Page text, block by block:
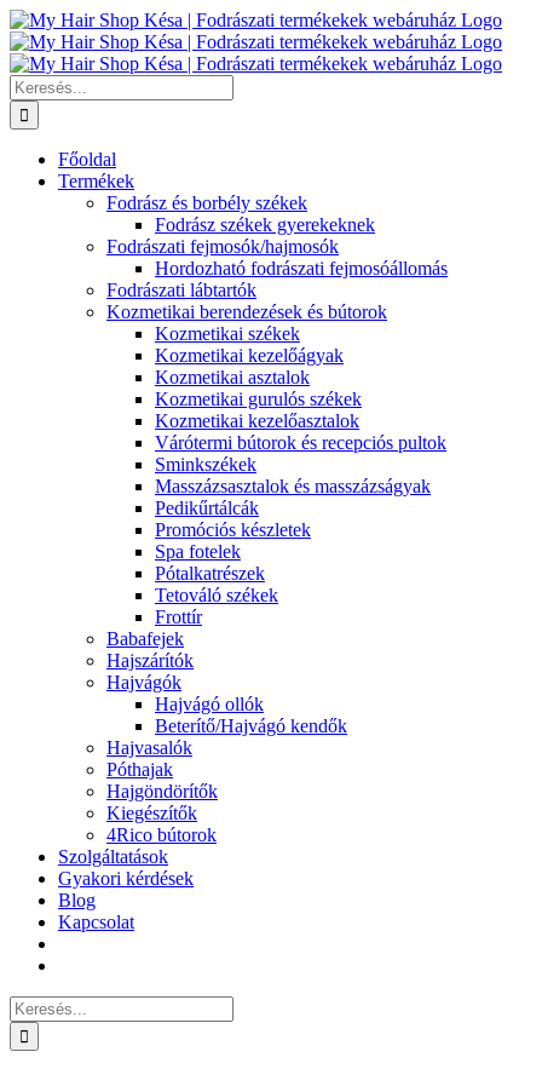
Kihagyás
Keresés...
Főoldal
Termékek
Fodrász és borbély székek
Fodrász székek gyerekeknek
Fodrászati fejmosók/hajmosók
Hordozható fodrászati fejmosóállomás
Fodrászati lábtartók
Kozmetikai berendezések és bútorok
Kozmetikai székek
Kozmetikai kezelőágyak
Kozmetikai asztalok
Kozmetikai gurulós székek
Kozmetikai kezelőasztalok
Várótermi bútorok és recepciós pultok
Sminkszékek
Masszázsasztalok és masszázságyak
Pedikűrtálcák
Promóciós készletek
Spa fotelek
Pótalkatrészek
Tetováló székek
Frottír
Babafejek
Hajszárítók
Hajvágók
Hajvágó ollók
Beterítő/Hajvágó kendők
Hajvasalók
Póthajak
Hajgöndörítők
Kiegészítők
4Rico bútorok
Szolgáltatások
Gyakori kérdések
Blog
Kapcsolat
Keresés...